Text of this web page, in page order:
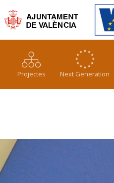
Projectes Next Generation